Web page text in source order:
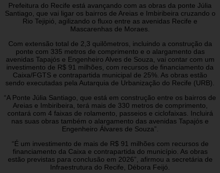
Prefeitura do Recife está avançando com as obras da ponte Júlia
Santiago, que vai ligar os bairros de Areias e Imbiribeira cruzando o
Rio Tejipió, agilizando o fluxo entre as avenidas Recife e
Mascarenhas de Moraes.
Com extensão total de 2,3 quilômetros, incluindo a construção da
ponte com 335 metros de comprimento e o alargamento das
avenidas Tapajós e Engenheiro Alves de Souza, vai contar com um
investimento de R$ 91 milhões, com recursos de financiamento da
Caixa/FGTS e contrapartida municipal de 25%. As obras estão
sendo executadas pela Autarquia de Urbanização do Recife (URB).
“A Ponte Júlia Santiago, que está em construção entre os bairros de
Areias e Imbiribeira, terá mais de 330 metros de comprimento,
contará com 4 faixas de rolamento, passeios e ciclofaixas. Incluirá
nas suas obras também o alargamento das avenidas Tapajós e
Engenheiro Álvares de Souza”.
“É um investimento de mais de R$ 91 milhões com recursos de
financiamento da Caixa e contrapartida do município. As obras
estão previstas para conclusão em 2026”, afirmou a secretária de
Infraestrutura do Recife, Débora Feijó.